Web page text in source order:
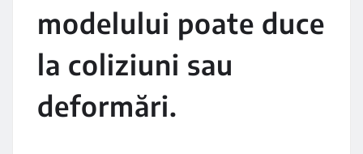
modelului poate duce
la coliziuni sau
deformări.